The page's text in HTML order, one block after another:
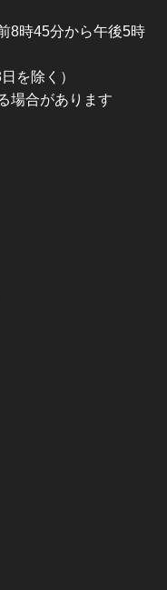
8時45分から午後5時
を除く）
場合があります